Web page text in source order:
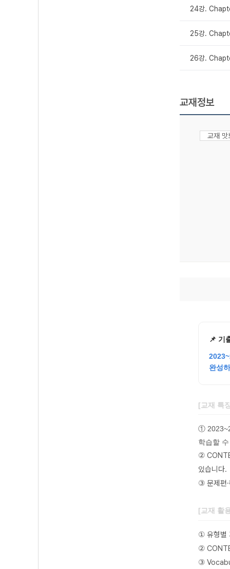
24강.
25강.
26강.
교재정보
교재
📌 기
완성
[교재 특
①
학습할
②
있습니다.
③ 문제편
[교재 활
① 유형별
②
③